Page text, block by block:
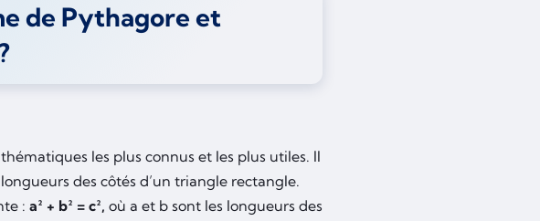
de Pythagore et
les plus connus et les plus utiles. Il
des côtés d’un triangle rectangle.
: a² + b² = c², où a et b sont les longueurs des